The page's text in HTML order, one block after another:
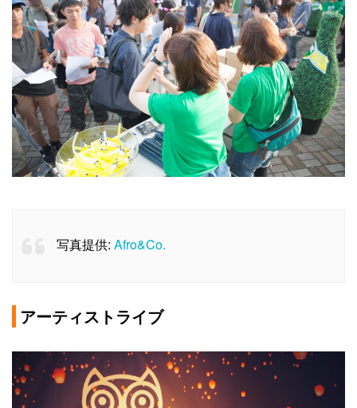
写真提供: Afro&Co.
アーティストライブ